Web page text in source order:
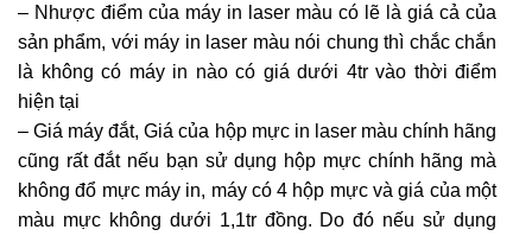
– Nhược điểm của máy in laser màu có lẽ là giá cả của
sản phẩm, với máy in laser màu nói chung thì chắc chắn
là không có máy in nào có giá dưới 4tr vào thời điểm
hiện tại
– Giá máy đắt, Giá của hộp mực in laser màu chính hãng
cũng rất đắt nếu bạn sử dụng hộp mực chính hãng mà
không đổ mực máy in, máy có 4 hộp mực và giá của một
màu mực không dưới 1,1tr đồng. Do đó nếu sử dụng